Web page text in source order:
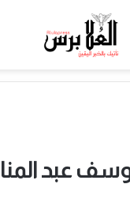
عبد